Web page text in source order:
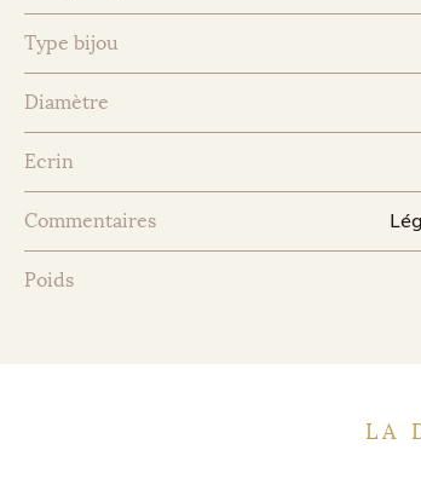
Type bijou
Diamètre
Ecrin
Commentaires
Poids
LA